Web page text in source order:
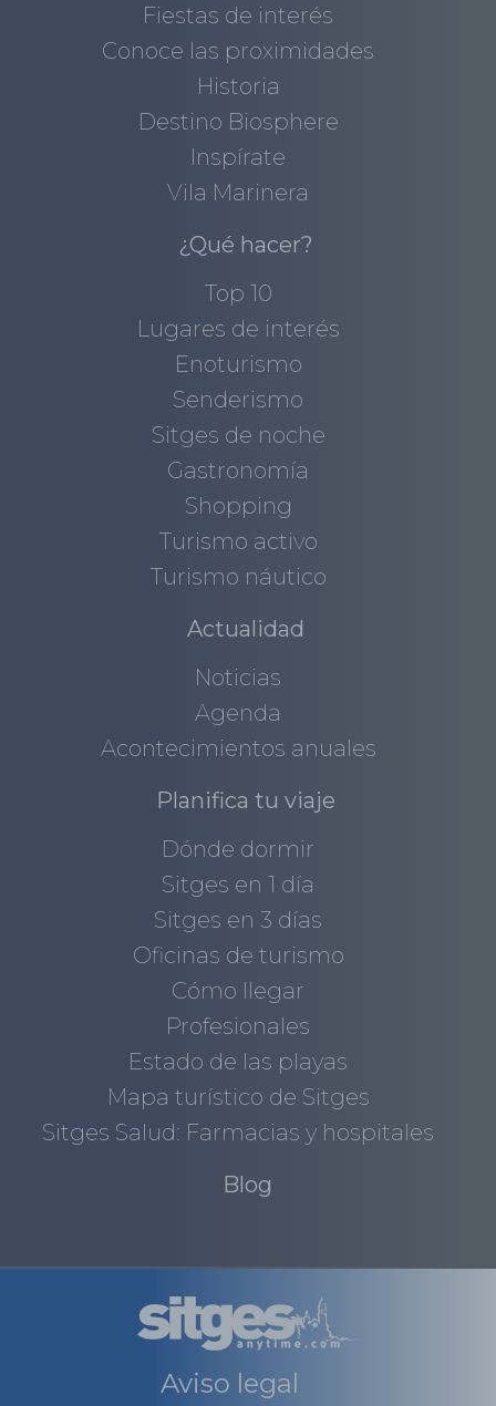
Fiestas de interés
Conoce las proximidades
Historia
Destino Biosphere
Inspírate
Vila Marinera
¿Qué hacer?
Top 10
Lugares de interés
Enoturismo
Senderismo
Sitges de noche
Gastronomía
Shopping
Turismo activo
Turismo náutico
Actualidad
Noticias
Agenda
Acontecimientos anuales
Planifica tu viaje
Dónde dormir
Sitges en 1 día
Sitges en 3 días
Oficinas de turismo
Cómo llegar
Profesionales
Estado de las playas
Mapa turístico de Sitges
Sitges Salud: Farmacias y hospitales
Blog
Aviso legal